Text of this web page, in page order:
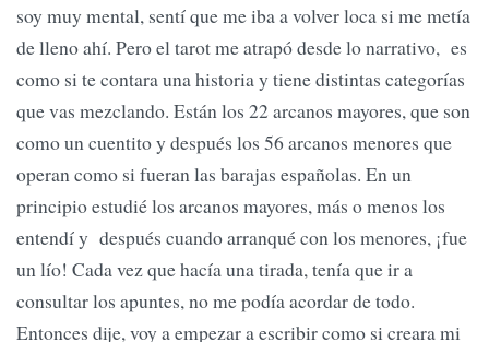
soy muy mental, sentí que me iba a volver loca si me metía
de lleno ahí. Pero el tarot me atrapó desde lo narrativo, es
como si te contara una historia y tiene distintas categorías
que vas mezclando. Están los 22 arcanos mayores, que son
como un cuentito y después los 56 arcanos menores que
operan como si fueran las barajas españolas. En un
principio estudié los arcanos mayores, más o menos los
entendí y después cuando arranqué con los menores, ¡fue
un lío! Cada vez que hacía una tirada, tenía que ir a
consultar los apuntes, no me podía acordar de todo.
Entonces dije, voy a empezar a escribir como si creara mi